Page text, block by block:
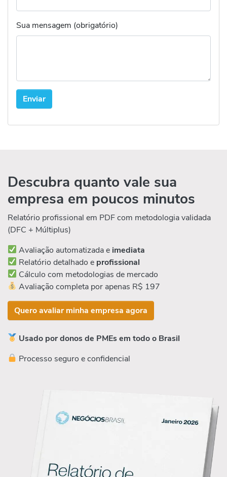
Sua mensagem (obrigatório)
Descubra quanto vale sua
empresa em poucos minutos
Relatório profissional em PDF com metodologia validada
(DFC + Múltiplus)
Avaliação automatizada e imediata
Relatório detalhado e profissional
Cálculo com metodologias de mercado
Avaliação completa por apenas R$ 197
Quero avaliar minha empresa agora
Usado por donos de PMEs em todo o Brasil
Processo seguro e confidencial